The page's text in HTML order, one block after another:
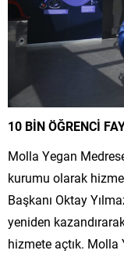
10 BİN ÖĞRENCİ
Molla Yegan
kurumu olarak
Başkanı Oktay
yeniden
hizmete açtık. Molla